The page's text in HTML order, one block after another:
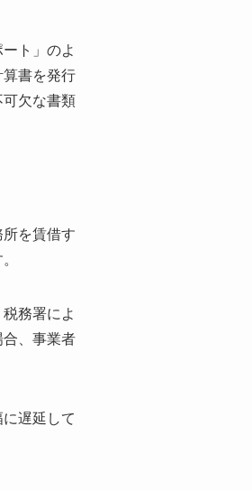
ト」のよ
書を発行
欠な書類
を賃借す
務署によ
、事業者
遅延して